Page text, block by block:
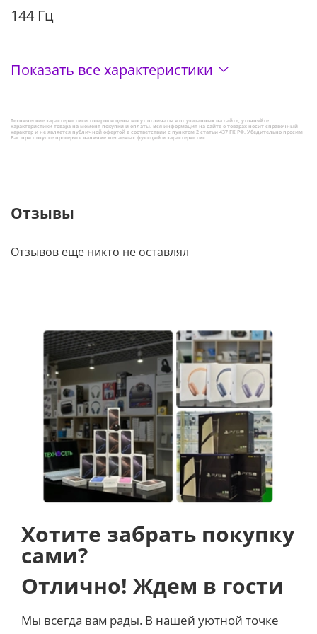
144 Гц
Показать все характеристики
Технические характеристики товаров и цены могут отличаться от указанных на сайте, уточняйте
характеристики товара на момент покупки и оплаты. Вся информация на сайте о товарах носит справочный
характер и не является публичной офертой в соответствии с пунктом 2 статьи 437 ГК РФ. Убедительно просим
Вас при покупке проверять наличие желаемых функций и характеристик.
Отзывы
Отзывов еще никто не оставлял
Хотите забрать покупку
сами?
Отлично! Ждем в гости
Мы всегда вам рады. В нашей уютной точке